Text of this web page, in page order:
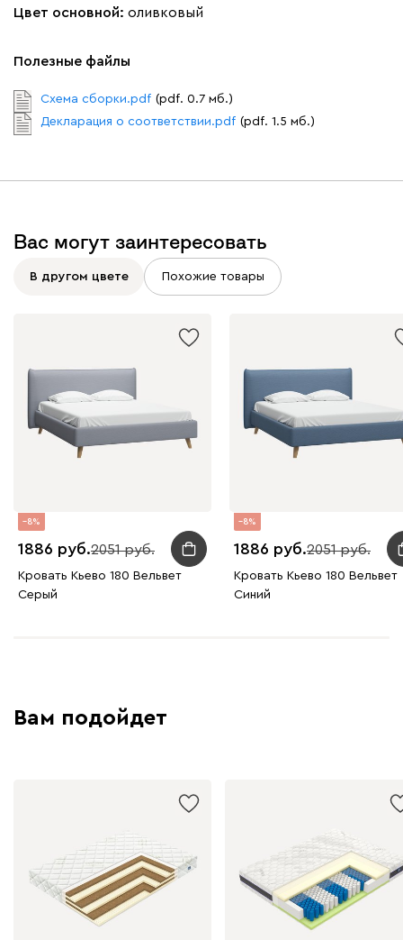
Цвет основной: оливковый
Полезные файлы
Схема сборки.pdf (pdf. 0.7 мб.)
Декларация о соответствии.pdf (pdf. 1.5 мб.)
Вас могут заинтересовать
В другом цвете Похожие товары
8
1886 2051
Кровать Кьево 180 Вельвет
Серый
8
1886 2051
Кровать Кьево 180 Вельвет
Синий
Вам подойдет